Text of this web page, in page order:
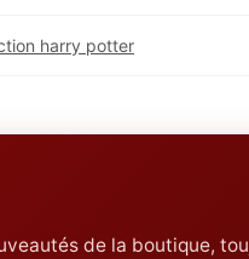
harry potter
de la boutique,